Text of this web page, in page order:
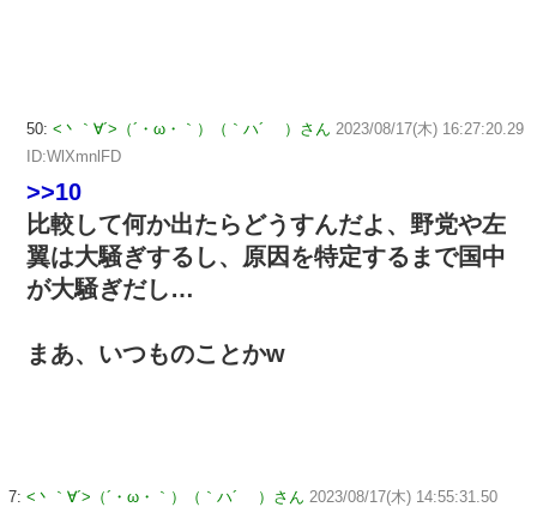
50: <丶｀∀´>（´・ω・｀）（｀ハ´ ）さん 2023/08/17(木) 16:27:20.29
ID:WlXmnlFD
>>10
比較して何か出たらどうすんだよ、野党や左
翼は大騒ぎするし、原因を特定するまで国中
が大騒ぎだし…
まあ、いつものことかw
7: <丶｀∀´>（´・ω・｀）（｀ハ´ ）さん 2023/08/17(木) 14:55:31.50